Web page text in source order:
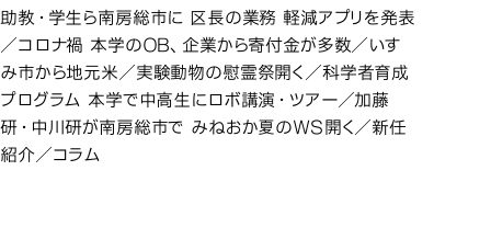
助教・学生ら南房総市に 区長の業務 軽減アプリを発表
／コロナ禍 本学のＯＢ、企業から寄付金が多数／いす
み市から地元米／実験動物の慰霊祭開く／科学者育成
プログラム 本学で中高生にロボ講演・ツアー／加藤
研・中川研が南房総市で みねおか夏のＷＳ開く／新任
紹介／コラム